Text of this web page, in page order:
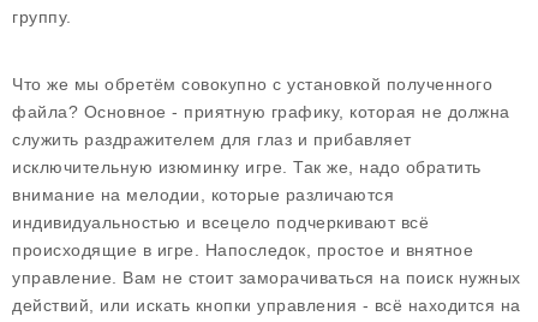
группу.
Что же мы обретём совокупно с установкой полученного
файла? Основное - приятную графику, которая не должна
служить раздражителем для глаз и прибавляет
исключительную изюминку игре. Так же, надо обратить
внимание на мелодии, которые различаются
индивидуальностью и всецело подчеркивают всё
происходящие в игре. Напоследок, простое и внятное
управление. Вам не стоит заморачиваться на поиск нужных
действий, или искать кнопки управления - всё находится на